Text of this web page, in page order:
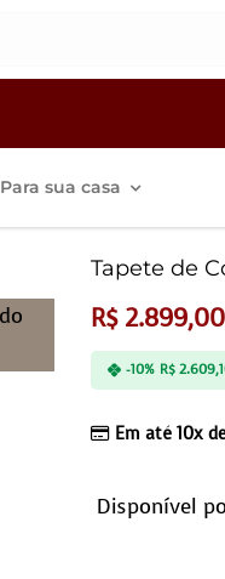
Para sua casa
Tapete de
R$2.899,00
Em até 10x
-10% R$
Disponível